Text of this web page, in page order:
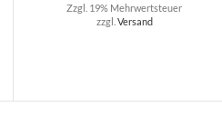
Zzgl. 19% Mehrwertsteuer
zzgl. Versand